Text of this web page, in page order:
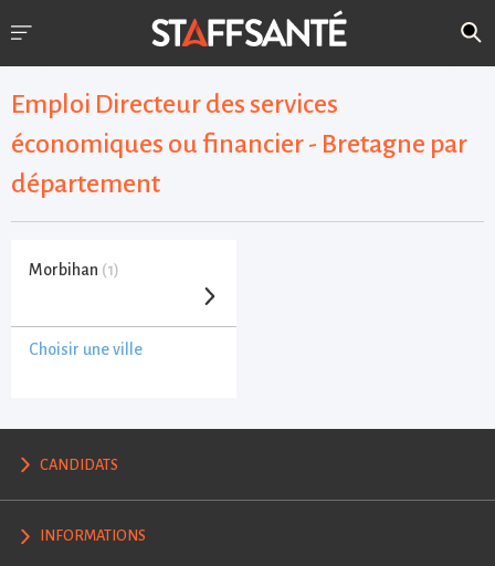
Emploi Directeur des services
économiques ou financier - Bretagne par
département
Morbihan (1)
Choisir une ville
CANDIDATS
INFORMATIONS